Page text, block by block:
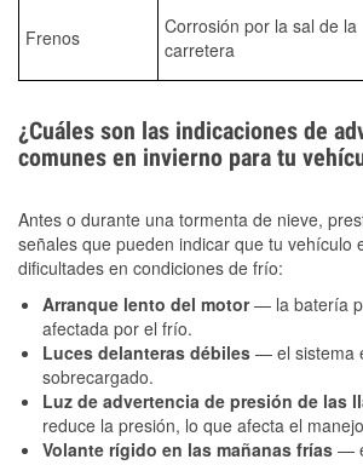
Frenos
Corrosión por la sal de la
carretera
¿Cuáles son las indicaciones de
comunes en invierno para tu
Antes o durante una tormenta de nieve,
señales que pueden indicar que tu vehículo
dificultades en condiciones de frío:
Arranque lento del motor— la batería
afectada por el frío.
Luces delanteras débiles — el sistema
sobrecargado.
Luz de advertencia de presión de las
reduce la presión, lo que afecta el
Volante rígido en las mañanas frías —